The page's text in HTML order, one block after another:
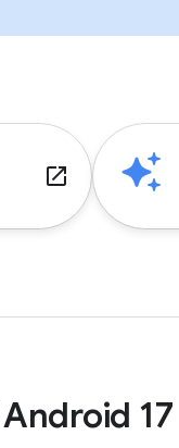
launch
17